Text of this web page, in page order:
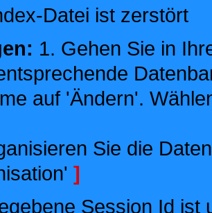
Datei ist zerstört
1. Gehen Sie in
auf 'Ändern'.
Sie die
]
Session Id ist